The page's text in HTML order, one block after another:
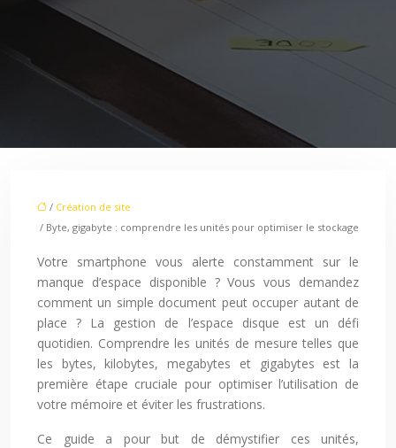
/ Création de site
/ Byte, gigabyte : comprendre les unités pour optimiser le stockage
Votre smartphone vous alerte constamment sur le
manque d’espace disponible ? Vous vous demandez
comment un simple document peut occuper autant de
place ? La gestion de l’espace disque est un défi
quotidien. Comprendre les unités de mesure telles que
les bytes, kilobytes, megabytes et gigabytes est la
première étape cruciale pour optimiser l’utilisation de
votre mémoire et éviter les frustrations.
Ce guide a pour but de démystifier ces unités,